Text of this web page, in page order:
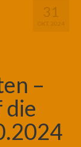
31
OKT. 2024
–